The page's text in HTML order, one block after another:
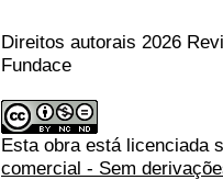
Direitos autorais 2026
Fundace
Esta obra está licenciada
comercial - Sem